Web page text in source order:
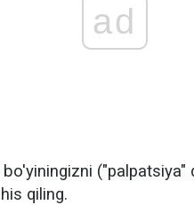
ad
("palpatsiya"
qiling.